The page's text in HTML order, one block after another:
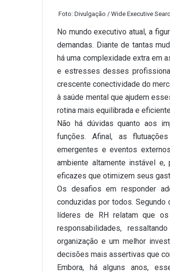
Foto: Divulgação / Wide Executive
No mundo executivo atual, a
demandas. Diante de tantas
há uma complexidade extra em
e estresses desses
crescente conectividade do
à saúde mental que ajudem
rotina mais equilibrada e
Não há dúvidas quanto aos
funções. Afinal, as
emergentes e eventos
ambiente altamente instável
eficazes que otimizem seus
Os desafios em responder
conduzidas por todos. Segundo
líderes de RH relatam que
responsabilidades,
organização e um melhor
decisões mais assertivas que
Embora, há alguns anos,